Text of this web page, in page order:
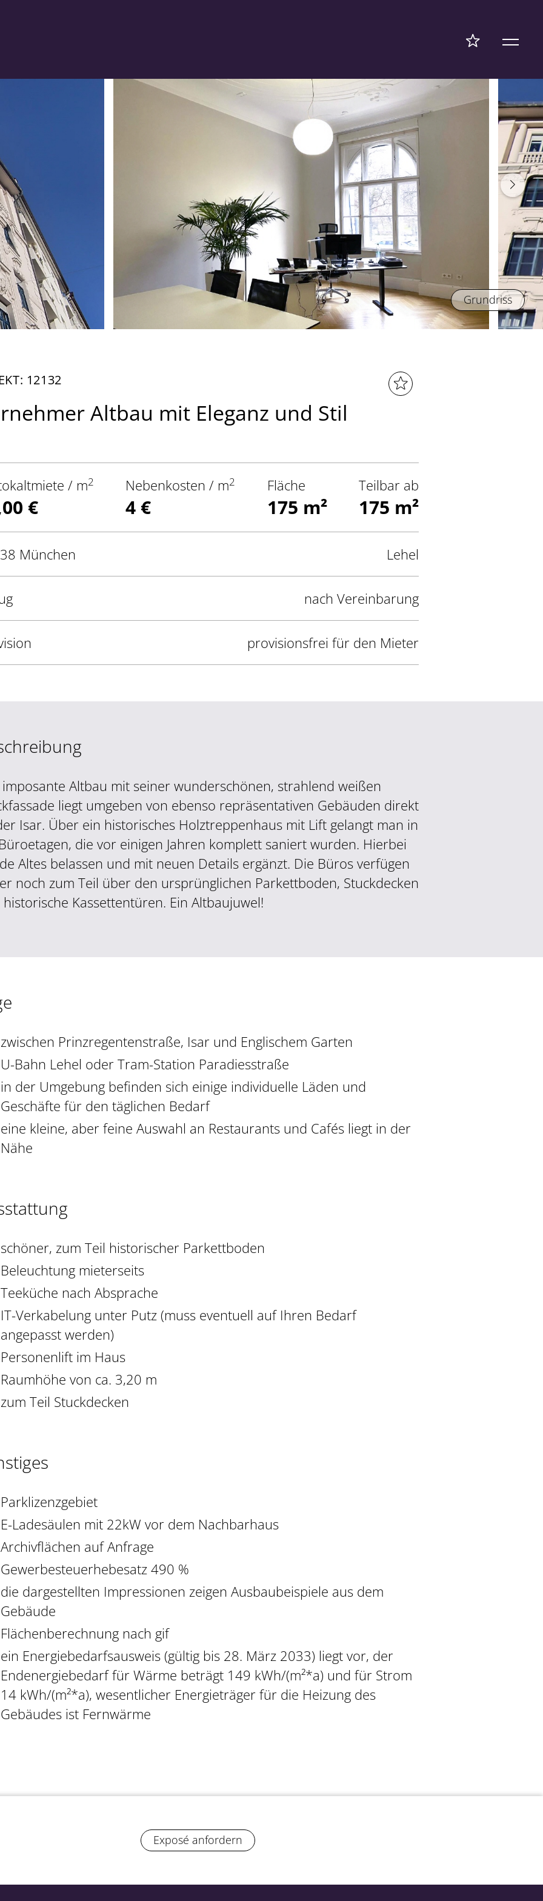
Grundriss
12132
Altbau mit Eleganz und Stil
/ m2
€
Nebenkosten / m2
4 €
Fläche
175 m²
Teilbar ab
175 m²
München Lehel
nach Vereinbarung
provisionsfrei für den Mieter
Altbau mit seiner wunderschönen, strahlend weißen
liegt umgeben von ebenso repräsentativen Gebäuden direkt
Isar. Über ein historisches Holztreppenhaus mit Lift gelangt man in
die vor einigen Jahren komplett saniert wurden. Hierbei
Altes belassen und mit neuen Details ergänzt. Die Büros verfügen
noch zum Teil über den ursprünglichen Parkettboden, Stuckdecken
Kassettentüren. Ein Altbaujuwel!
zwischen Prinzregentenstraße, Isar und Englischem Garten
U-Bahn Lehel oder Tram-Station Paradiesstraße
in der Umgebung befinden sich einige individuelle Läden und
Geschäfte für den täglichen Bedarf
eine kleine, aber feine Auswahl an Restaurants und Cafés liegt in der
Nähe
schöner, zum Teil historischer Parkettboden
Beleuchtung mieterseits
Teeküche nach Absprache
IT-Verkabelung unter Putz (muss eventuell auf Ihren Bedarf
angepasst werden)
Personenlift im Haus
Raumhöhe von ca. 3,20 m
zum Teil Stuckdecken
Parklizenzgebiet
E-Ladesäulen mit 22kW vor dem Nachbarhaus
Archivflächen auf Anfrage
Gewerbesteuerhebesatz 490 %
die dargestellten Impressionen zeigen Ausbaubeispiele aus dem
Gebäude
Flächenberechnung nach gif
ein Energiebedarfsausweis (gültig bis 28. März 2033) liegt vor, der
Endenergiebedarf für Wärme beträgt 149 kWh/(m²*a) und für Strom
14 kWh/(m²*a), wesentlicher Energieträger für die Heizung des
Gebäudes ist Fernwärme
Exposé anfordern